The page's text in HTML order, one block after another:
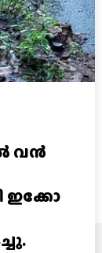
വൻ
ഇക്കോ